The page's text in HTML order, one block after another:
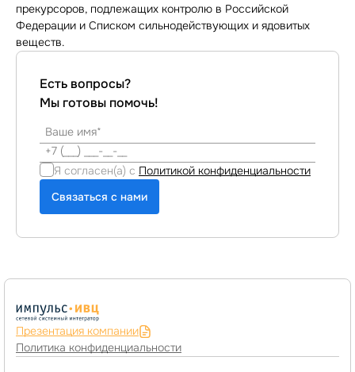
прекурсоров, подлежащих контролю в Российской
Федерации и Списком сильнодействующих и ядовитых
веществ.
Есть вопросы?
Мы готовы помочь!
Я согласен(а) с Политикой конфиденциальности
Связаться с нами
Презентация компании
Политика конфиденциальности